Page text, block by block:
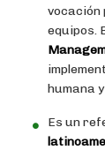
vocación
equipos.
humana
Es un